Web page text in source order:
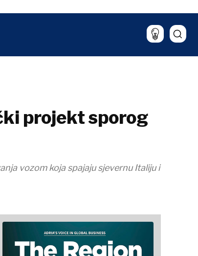
Lifestyle
projekt sporog
vozom koja spajaju sjevernu Italiju i